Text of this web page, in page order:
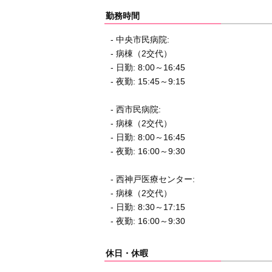
勤務時間
- 中央市民病院:
- 病棟（2交代）
- 日勤: 8:00～16:45
- 夜勤: 15:45～9:15
- 西市民病院:
- 病棟（2交代）
- 日勤: 8:00～16:45
- 夜勤: 16:00～9:30
- 西神戸医療センター:
- 病棟（2交代）
- 日勤: 8:30～17:15
- 夜勤: 16:00～9:30
休日・休暇